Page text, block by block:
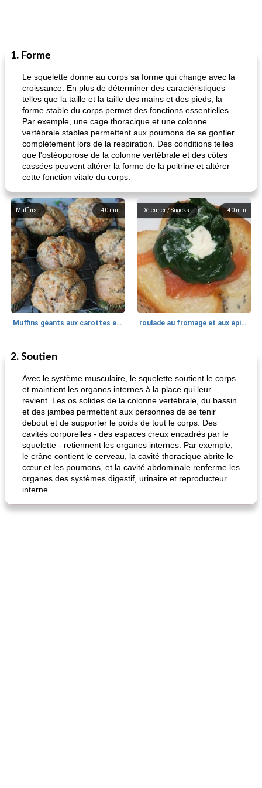
1. Forme
Le squelette donne au corps sa forme qui change avec la
croissance. En plus de déterminer des caractéristiques
telles que la taille et la taille des mains et des pieds, la
forme stable du corps permet des fonctions essentielles.
Par exemple, une cage thoracique et une colonne
vertébrale stables permettent aux poumons de se gonfler
complètement lors de la respiration. Des conditions telles
que l'ostéoporose de la colonne vertébrale et des côtes
cassées peuvent altérer la forme de la poitrine et altérer
cette fonction vitale du corps.
40 min
Muffins
Muffins géants aux carottes et à la banane de Nif
40 min
Déjeuner / Snacks
roulade au fromage et aux épinards
Marques de confiance: recettes et
fiesta tostadas le méga's jopp joes
2. Soutien
Avec le système musculaire, le squelette soutient le corps
et maintient les organes internes à la place qui leur
revient. Les os solides de la colonne vertébrale, du bassin
et des jambes permettent aux personnes de se tenir
debout et de supporter le poids de tout le corps. Des
cavités corporelles - des espaces creux encadrés par le
squelette - retiennent les organes internes. Par exemple,
le crâne contient le cerveau, la cavité thoracique abrite le
cœur et les poumons, et la cavité abdominale renferme les
organes des systèmes digestif, urinaire et reproducteur
interne.